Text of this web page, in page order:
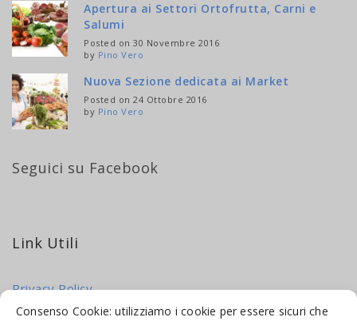
Consenso Cookie: utilizziamo i cookie per essere sicuri che
Apertura ai Settori Ortofrutta, Carni e
Salumi
Posted on 30 Novembre 2016
by Pino Vero
Nuova Sezione dedicata ai Market
Posted on 24 Ottobre 2016
by Pino Vero
Seguici su Facebook
Link Utili
Privacy Policy
Cookie Policy